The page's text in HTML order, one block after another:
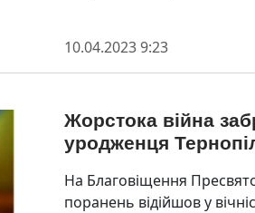
10.04.2023 9:23
Жорстока війна
уродженця
На Благовіщeння
поранень відійшов у